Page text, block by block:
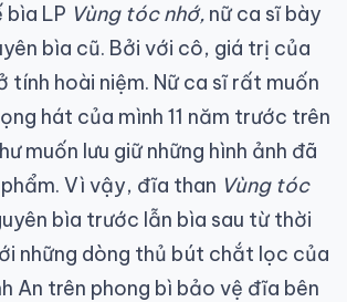
LP Vùng tóc nhớ, nữ ca sĩ bày
bìa cũ. Bởi với cô, giá trị của
tính hoài niệm. Nữ ca sĩ rất muốn
hát của mình 11 năm trước trên
muốn lưu giữ những hình ảnh đã
Vì vậy, đĩa than Vùng tóc
bìa trước lẫn bìa sau từ thời
những dòng thủ bút chắt lọc của
An trên phong bì bảo vệ đĩa bên